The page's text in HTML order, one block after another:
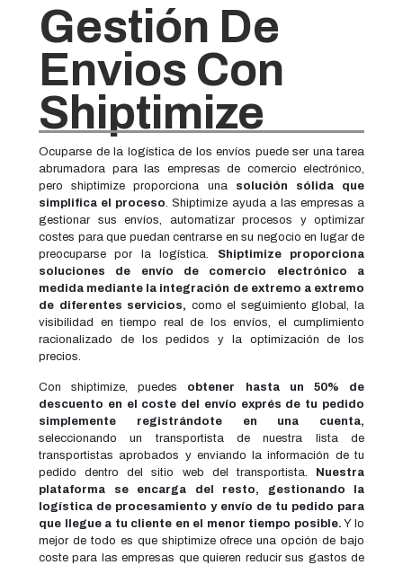
Gestión De
Envios Con
Shiptimize
Ocuparse de la logística de los envíos puede ser una tarea
abrumadora para las empresas de comercio electrónico,
pero shiptimize proporciona una solución sólida que
simplifica el proceso . Shiptimize ayuda a las empresas a
gestionar sus envíos, automatizar procesos y optimizar
costes para que puedan centrarse en su negocio en lugar de
preocuparse por la logística. Shiptimize proporciona
soluciones de envío de comercio electrónico a
medida mediante la integración de extremo a extremo
de diferentes servicios, como el seguimiento global, la
visibilidad en tiempo real de los envíos, el cumplimiento
racionalizado de los pedidos y la optimización de los
precios.
Con shiptimize, puedes obtener hasta un 50% de
descuento en el coste del envío exprés de tu pedido
simplemente registrándote en una cuenta,
seleccionando un transportista de nuestra lista de
transportistas aprobados y enviando la información de tu
pedido dentro del sitio web del transportista. Nuestra
plataforma se encarga del resto, gestionando la
logística de procesamiento y envío de tu pedido para
que llegue a tu cliente en el menor tiempo posible. Y lo
mejor de todo es que shiptimize ofrece una opción de bajo
coste para las empresas que quieren reducir sus gastos de